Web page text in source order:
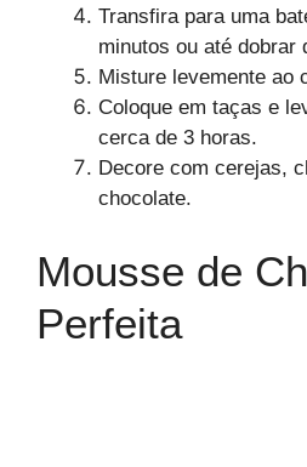
Transfira para uma
minutos ou até dobrar
Misture levemente ao
Coloque em taças e
cerca de 3 horas.
Decore com cerejas,
chocolate.
Mousse de
Perfeita